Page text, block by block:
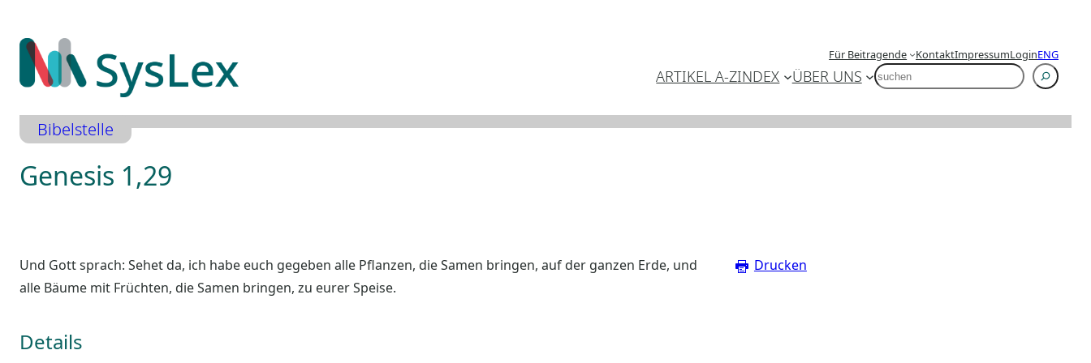
Inhalt
springen
Für Beitragende KontaktImpressumLoginENG
ARTIKEL A-ZINDEX ÜBER UNS SUCHEN
Bibelstelle
Genesis 1,29
Und Gott sprach: Sehet da, ich habe euch gegeben alle Pflanzen, die Samen bringen, auf der ganzen Erde, und
alle Bäume mit Früchten, die Samen bringen, zu eurer Speise.
Details
Drucken